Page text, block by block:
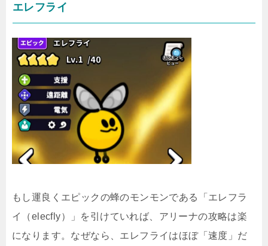
エレフライ
もし運良くエピックの蜂のモンモンである「エレフラ
イ（elecfly）」を引けていれば、アリーナの攻略は楽
になります。なぜなら、エレフライはほぼ「速度」だ